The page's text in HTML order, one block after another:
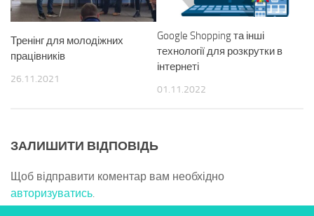
Тренінг для молодіжних
працівників
26.11.2021
Google Shopping та інші
технології для розкрутки в
інтернеті
01.11.2022
ЗАЛИШИТИ ВІДПОВІДЬ
Щоб відправити коментар вам необхідно
авторизуватись.